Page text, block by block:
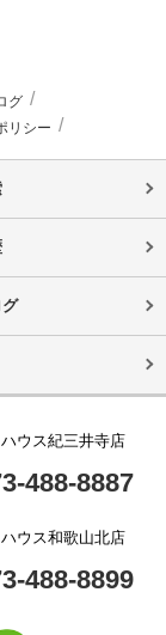
グ
リシー
ウス紀三井寺店
488-8887
ウス和歌山北店
488-8899